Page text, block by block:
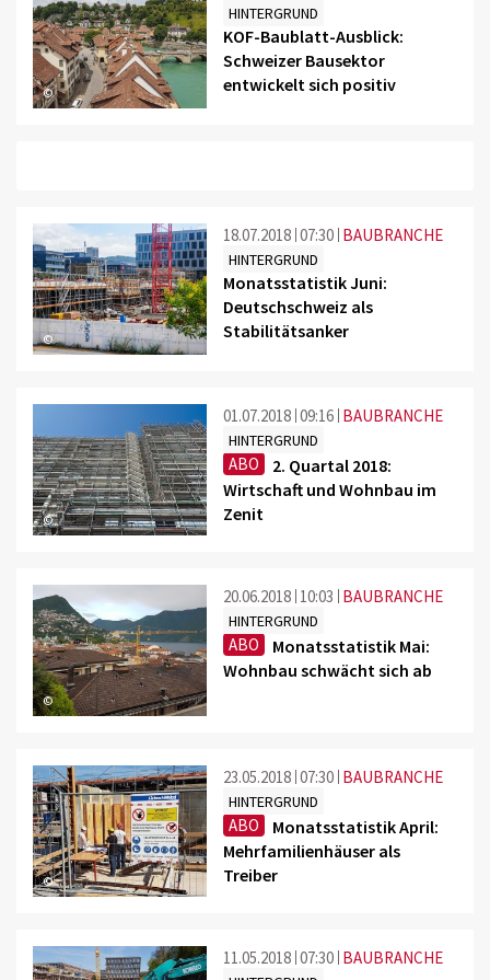
©
HINTERGRUND
KOF-Baublatt-Ausblick:
Schweizer Bausektor
entwickelt sich positiv
©
18.07.2018 07:30 BAUBRANCHE
HINTERGRUND
Monatsstatistik Juni:
Deutschschweiz als
Stabilitätsanker
©
01.07.2018 09:16 BAUBRANCHE
HINTERGRUND
ABO
2. Quartal 2018:
Wirtschaft und Wohnbau im
Zenit
©
20.06.2018 10:03 BAUBRANCHE
HINTERGRUND
ABO
Monatsstatistik Mai:
Wohnbau schwächt sich ab
©
23.05.2018 07:30 BAUBRANCHE
HINTERGRUND
ABO
Monatsstatistik April:
Mehrfamilienhäuser als
Treiber
11.05.2018 07:30 BAUBRANCHE